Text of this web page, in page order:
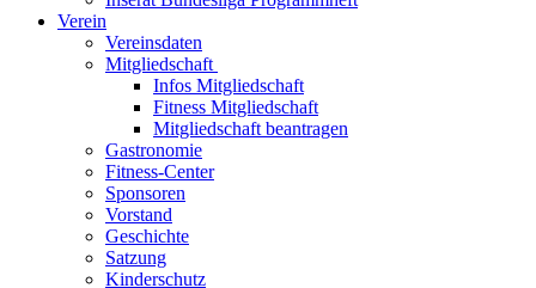
Verein
Vereinsdaten
Mitgliedschaft
Infos Mitgliedschaft
Fitness Mitgliedschaft
Mitgliedschaft beantragen
Gastronomie
Fitness-Center
Sponsoren
Vorstand
Geschichte
Satzung
Kinderschutz